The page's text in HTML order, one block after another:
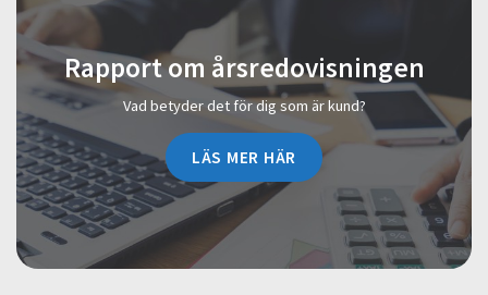
Rapport om årsredovisningen
Vad betyder det för dig som är kund?
LÄS MER HÄR